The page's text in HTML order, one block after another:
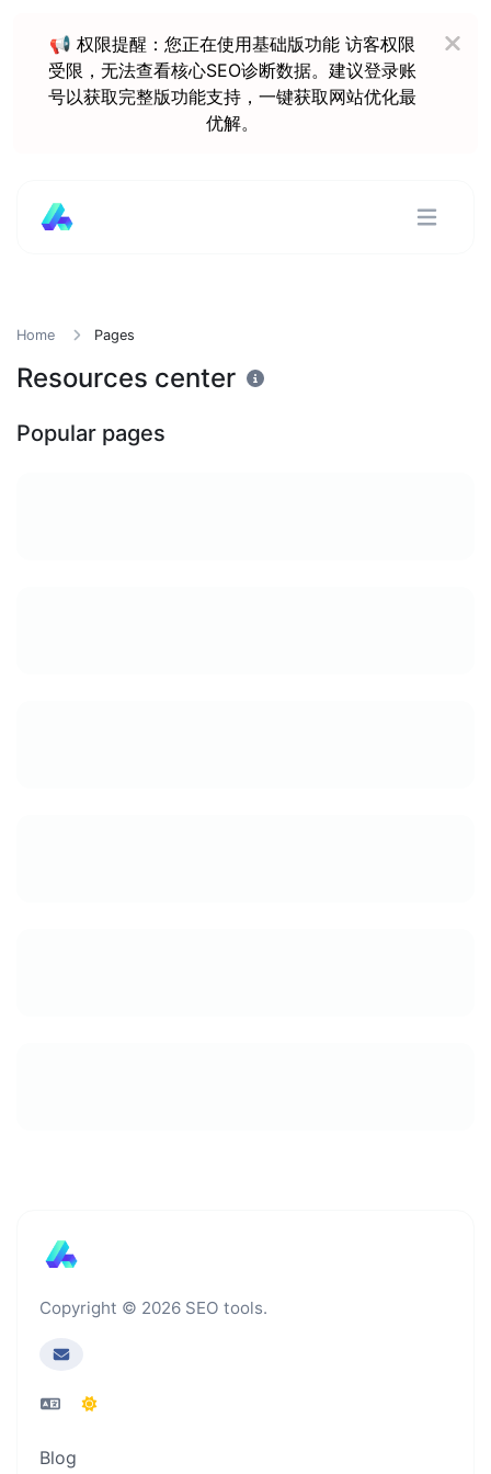
📢 权限提醒：您正在使用基础版功能 访客权限
受限，无法查看核心SEO诊断数据。建议登录账
号以获取完整版功能支持，一键获取网站优化最
优解。
Home Pages
Resources center
Popular pages
Copyright © 2026 SEO tools.
Blog